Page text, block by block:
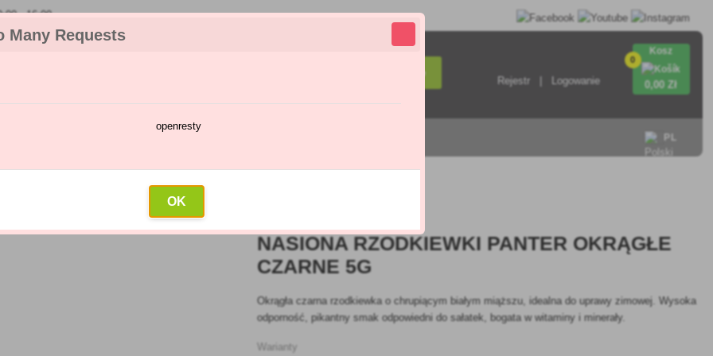
Many Requests
openresty
OK
- 16:00
Wyszukiwanie
Rejestr Logowanie
0
Kosz
0,00 Zł
PL
rzodkiewki Panter okrągłe czarne 5g
NASIONA RZODKIEWKI PANTER OKRĄGŁE
CZARNE 5G
Okrągła czarna rzodkiewka o chrupiącym białym miąższu, idealna do uprawy zimowej. Wysoka
odporność, pikantny smak odpowiedni do sałatek, bogata w witaminy i minerały.
Warianty